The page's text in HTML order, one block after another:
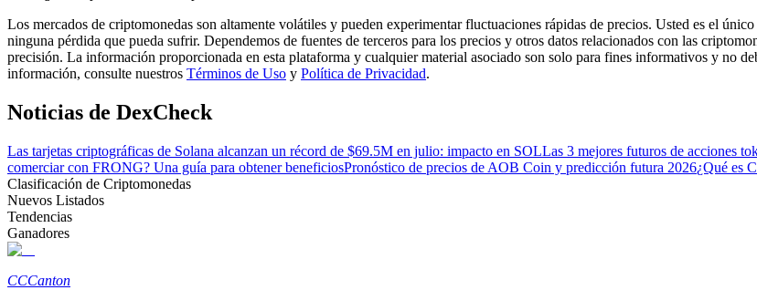
Conviértete en un Trader de Copia
Disfruta del reparto de beneficios y comisiones de copy trading
Información
Los mercados de criptomonedas son altamente volátiles y pueden experimentar fluctuaciones rápidas de precios. Usted es el
ninguna pérdida que pueda sufrir. Dependemos de fuentes de terceros para los precios y otros datos relacionados con las
precisión. La información proporcionada en esta plataforma y cualquier material asociado son solo para fines informativos y no
información, consulte nuestros Términos de Uso y Política de Privacidad.
Noticias de DexCheck
Las tarjetas criptográficas de Solana alcanzan un récord de $69.5M en julio: impacto en SOLLas 3 mejores futuros de acciones
comerciar con FRONG? Una guía para obtener beneficiosPronóstico de precios de AOB Coin y predicción futura 2026¿Qué es
Clasificación de Criptomonedas
Nuevos Listados
Tendencias
Ganadores
CCCanton